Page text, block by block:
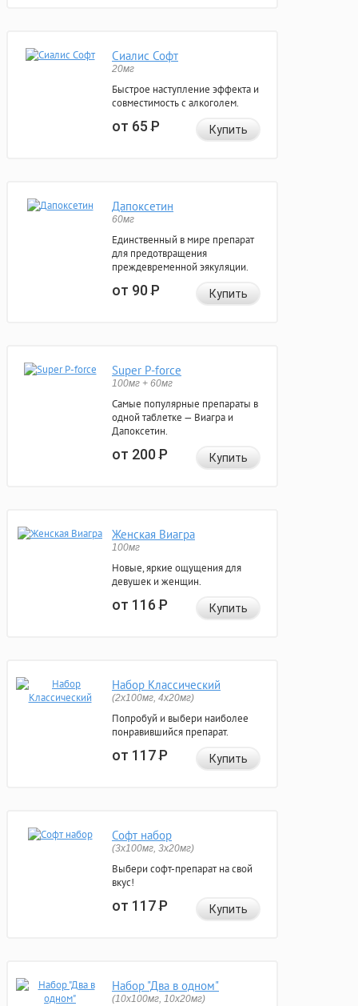
Сиалис Софт
20мг
Быстрое наступление эффекта и
совместимость с алкоголем.
от 65Р Купить
Дапоксетин
60мг
Единственный в мире препарат
для предотвращения
преждевременной эякуляции.
от 90Р Купить
Super P-force
100мг + 60мг
Самые популярные препараты в
одной таблетке — Виагра и
Дапоксетин.
от 200Р Купить
Женская Виагра
100мг
Новые, яркие ощущения для
девушек и женщин.
от 116Р Купить
Набор Классический
(2x100мг, 4x20мг)
Попробуй и выбери наиболее
понравившийся препарат.
от 117Р Купить
Софт набор
(3x100мг, 3x20мг)
Выбери софт-препарат на свой
вкус!
от 117Р Купить
Набор "Два в одном"
(10x100мг, 10x20мг)